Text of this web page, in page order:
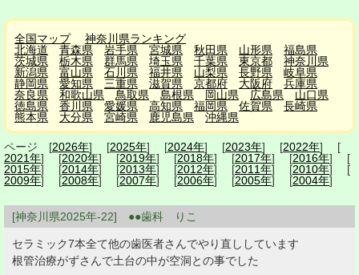
全国マップ
神奈川県ランキング
北海道
青森県 岩手県 宮城県 秋田県 山形県
福島県
茨城県
栃木県 群馬県 埼玉県 千葉県 東京都
神奈川県
新潟県
富山県 石川県 福井県 山梨県 長野県
岐阜県
静岡県
愛知県 三重県 滋賀県 京都府 大阪府
兵庫県
奈良県
和歌山県 鳥取県 島根県 岡山県 広島県
山口県
徳島県
香川県 愛媛県 高知県 福岡県 佐賀県
長崎県
熊本県
大分県 宮崎県 鹿児島県 沖縄県
ページ [2026年] [2025年] [2024年] [2023年] [2022年] [
2021年] [2020年] [2019年] [2018年] [2017年] [2016年] [
2015年] [2014年] [2013年] [2012年] [2011年] [2010年] [
2009年] [2008年] [2007年] [2006年] [2005年] [2004年]
[神奈川県2025年-22] ●●歯科 りこ
セラミック7本全て他の歯医者さんでやり直ししています
根管治療がずさんで土台の中が空洞との事でした